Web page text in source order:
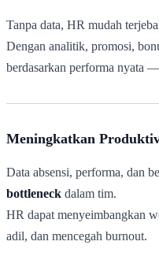
Tanpa data, HR mudah
Dengan analitik, promosi,
berdasarkan performa nyata
Meningkatkan
Data absensi, performa, dan
bottleneck dalam tim.
HR dapat menyeimbangkan
adil, dan mencegah burnout.